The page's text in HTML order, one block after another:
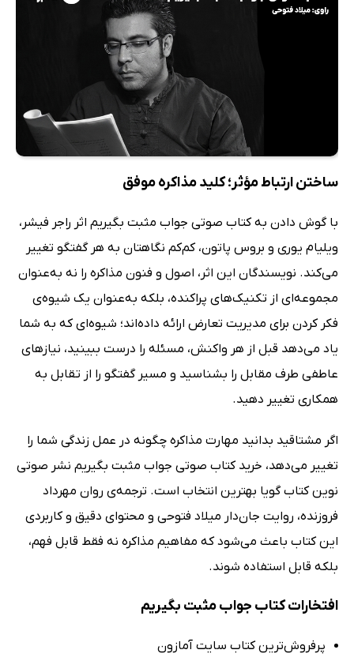
ساختن ارتباط مؤثر؛ کلید مذاکره موفق
با گوش دادن به کتاب صوتی جواب مثبت بگیریم اثر راجر فیشر،
ویلیام یوری و بروس پاتون، کم‌کم نگاهتان به هر گفتگو تغییر
می‌کند. نویسندگان این اثر، اصول و فنون مذاکره را نه به‌عنوان
مجموعه‌ای از تکنیک‌های پراکنده، بلکه به‌عنوان یک شیوه‌ی
فکر کردن برای مدیریت تعارض ارائه داده‌اند؛ شیوه‌ای که به شما
یاد می‌دهد قبل از هر واکنش، مسئله را درست ببینید، نیازهای
عاطفی طرف مقابل را بشناسید و مسیر گفتگو را از تقابل به
همکاری تغییر دهید.
اگر مشتاقید بدانید مهارت مذاکره چگونه در عمل زندگی شما را
تغییر می‌دهد، خرید کتاب صوتی جواب مثبت بگیریم نشر صوتی
نوین کتاب گویا بهترین انتخاب است. ترجمه‌ی روان مهرداد
فروزنده، روایت جان‌دار میلاد فتوحی و محتوای دقیق و کاربردی
این کتاب باعث می‌شود که مفاهیم مذاکره نه فقط قابل فهم،
بلکه قابل استفاده شوند.
افتخارات کتاب جواب مثبت بگیریم
پرفروش‌ترین کتاب سایت آمازون